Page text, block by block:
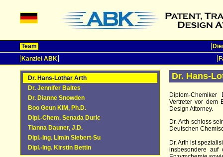
Team
Kanzlei ABK
Dr. Hans-Lothar Arth
Dr. Jennifer Baltes
Dr. Dianne Snowden
Boo Geun KIM, Ph.D.
Dipl.-Chem. Senada Duric
Tianna Dauner, J.D.
Dipl.-Ing. Limin Siebert-Su
Dipl.-Ing. Kirstin Bettin
Dr. Hans-
Diplom-
Vertreter vor dem
Design Attorney.
Dr. Arth schloss
Deutschen
Dr. Arth ist
insbesondere auf